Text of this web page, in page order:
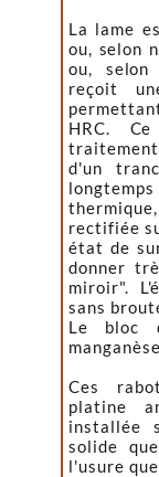
La lame
ou, selon
ou,
reçoit
HRC.
d'un
rectifiée
état de
donner
miroir".
sans
Le bloc
Ces
platine
installée
solide
l'usure